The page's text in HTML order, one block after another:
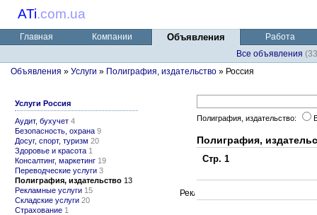
ATi.com.ua
Главная Компании Объявления
Работа
Все объявления
Объявления » Услуги » Полиграфия, издательство » Россия
Услуги Россия
Аудит, бухучет 4
Безопасность, охрана 9
Досуг, спорт, туризм 20
Здоровье и красота 1
Консалтинг, маркетинг 19
Переводческие услуги 3
Полиграфия, издательство 13
Рекламные услуги 15
Складские услуги 20
Страхование 1
Полиграфия, издательство:
Полиграфия,
Стр. 1